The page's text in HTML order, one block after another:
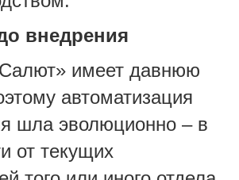
внедрения
имеет давнюю
автоматизация
шла эволюционно – в
от текущих